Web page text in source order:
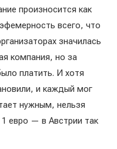
произносится как
всего, что
значилась
компания, но за
платить. И хотя
и каждый мог
нужным, нельзя
евро — в Австрии так